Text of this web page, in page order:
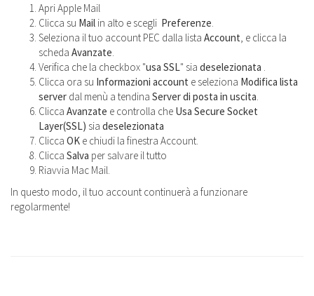
Apri Apple Mail
Clicca su Mail in alto e scegli Preferenze
Seleziona il tuo account PEC dalla lista Account , e clicca la
scheda Avanzate
Verifica che la checkbox "usa SSL" sia deselezionata
Clicca ora su Informazioni account e seleziona Modifica lista
server dal menù a tendina Server di posta in uscita
Clicca Avanzate e controlla che Usa Secure Socket
Layer(SSL) sia deselezionata
Clicca OK e chiudi la finestra Account.
Clicca Salva per salvare il tutto
Riavvia Mac Mail.
In questo modo, il tuo account continuerà a funzionare
regolarmente!